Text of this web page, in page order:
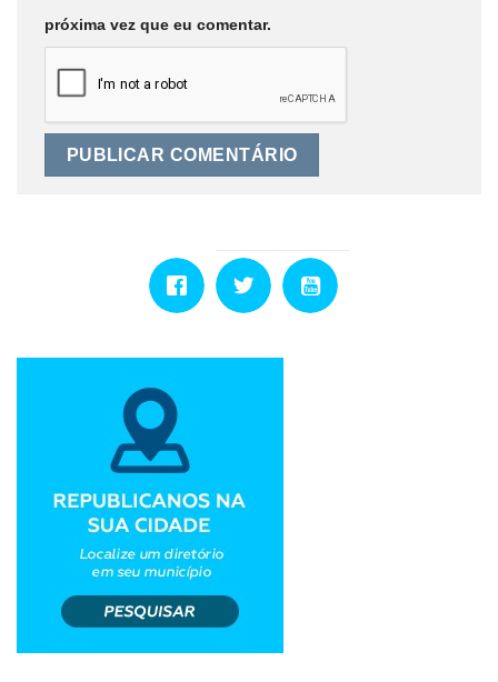
próxima vez que eu comentar.